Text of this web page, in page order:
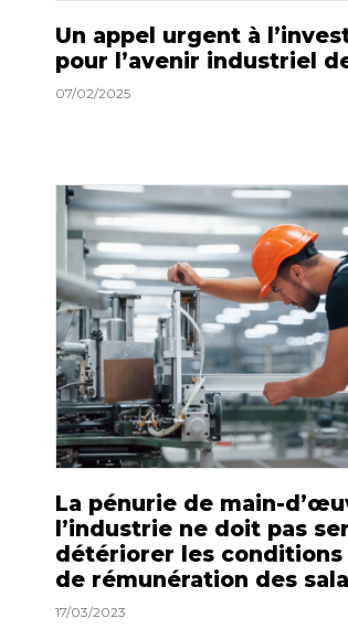
Un appel urgent à
pour l’avenir industriel
07/02/2025
La pénurie de main-
l’industrie ne doit pas
détériorer les
de rémunération des
17/03/2023